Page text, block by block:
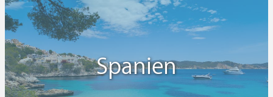
Spanien